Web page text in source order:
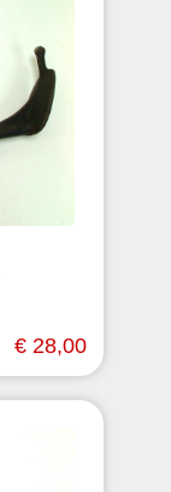
€ 28,00